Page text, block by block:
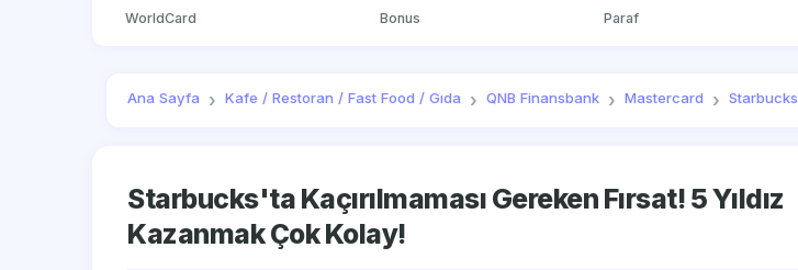
WorldCard Bonus Paraf
Ana Sayfa Kafe / Restoran / Fast Food / Gıda QNB Finansbank Mastercard Starbucks
Starbucks'ta Kaçırılmaması Gereken Fırsat! 5 Yıldız
Kazanmak Çok Kolay!